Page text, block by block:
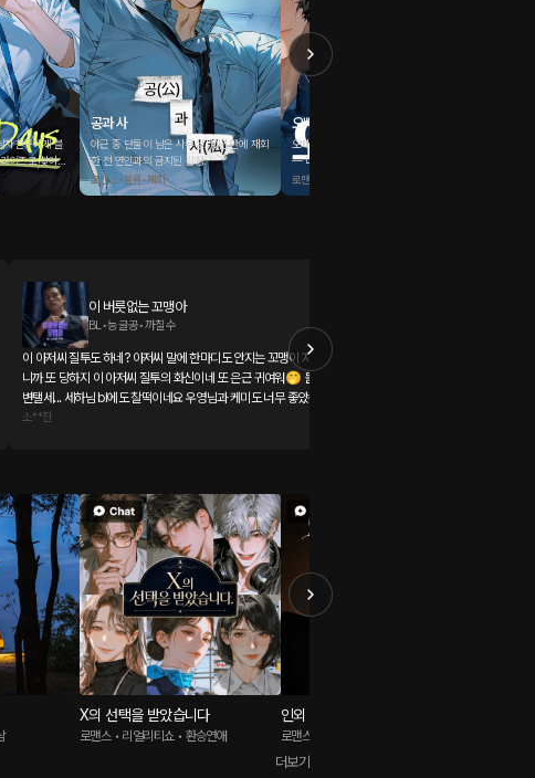
자친구에게 블
이즈로 찾아간
공과 사
야근 중 단둘이 남은 사무실. 10년 만에 재회
한 전 연인과의 금지된 감정.
로맨스•불륜•재회
오빠 친구
오빠가 야근하는 밤. 거실에 세 명이 모였다.
— 다 오빠 친구인데.
로맨스•친구>연인•역하렘
이 버릇없는 꼬맹아
BL•능글공•까칠수
이 아저씨 질투도 하네? 아저씨 말에 한마디도 안지는 꼬맹이 자꾸 도발하
니까 또 당하지 이 아저씨 질투의 화신이네 또 은근 귀여워🤭 둘다 귀여운
변탤세... 세하님 bl에도 찰떡이네요 우영님과 케미도 너무 좋았구요 재밌게
소**잔
X의 선택을 받았습니다
로맨스 • 리얼리티쇼 • 환승연애
인외 주인님의 반려인간이 된 나
로맨스 • 인외 • 집착
더보기